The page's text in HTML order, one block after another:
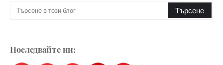
Последвайте ни: